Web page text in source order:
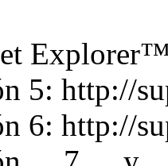
5: http://
6: http://